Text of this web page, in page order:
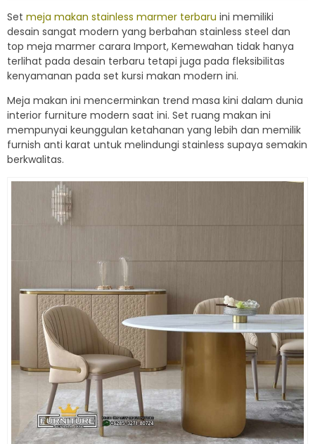
Set meja makan stainless marmer terbaru ini memiliki
desain sangat modern yang berbahan stainless steel dan
top meja marmer carara Import, Kemewahan tidak hanya
terlihat pada desain terbaru tetapi juga pada fleksibilitas
kenyamanan pada set kursi makan modern ini.
Meja makan ini mencerminkan trend masa kini dalam dunia
interior furniture modern saat ini. Set ruang makan ini
mempunyai keunggulan ketahanan yang lebih dan memilik
furnish anti karat untuk melindungi stainless supaya semakin
berkwalitas.